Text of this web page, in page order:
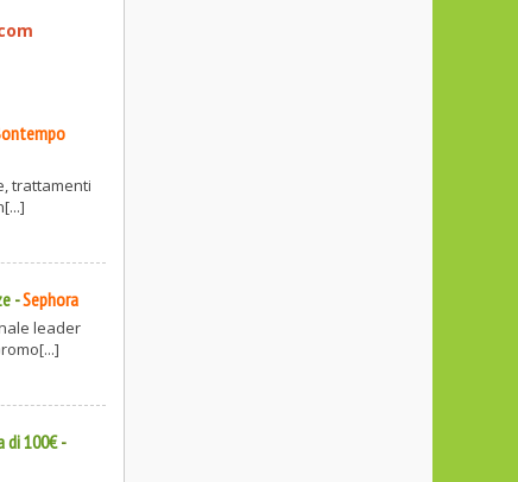
trattamenti
-Sephora
leader
di 100€-